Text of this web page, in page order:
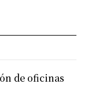
de oficinas